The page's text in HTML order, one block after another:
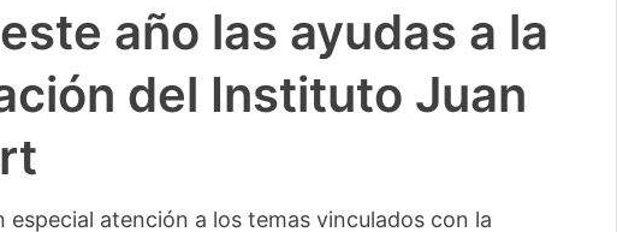
año las ayudas a la
del Instituto Juan
especial atención a los temas vinculados con la